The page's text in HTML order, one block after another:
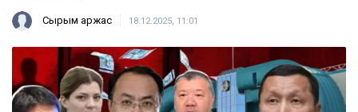
Сырым Қаржас 18.12.2025, 11:01